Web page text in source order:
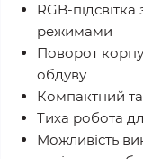
RGB-
режимами
Поворот
обдуву
Компактний
Тиха робота
Можливість